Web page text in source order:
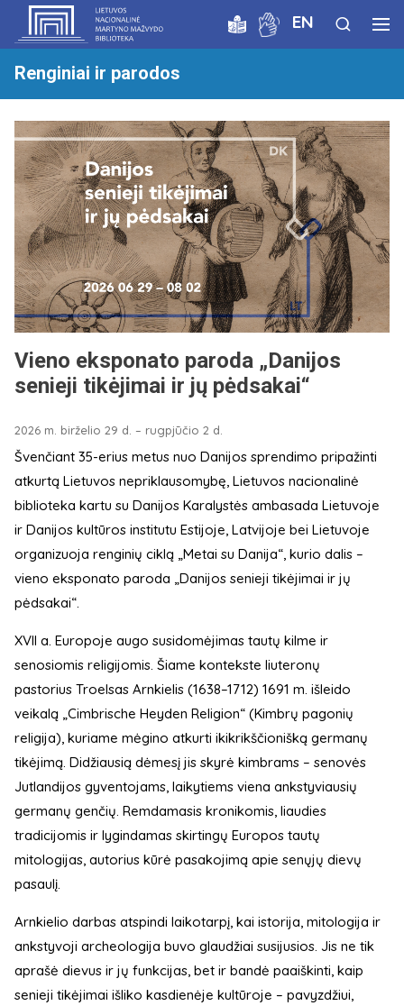
EN
Renginiai ir parodos
Vieno eksponato paroda „Danijos
senieji tikėjimai ir jų pėdsakai“
2026 m. birželio 29 d. – rugpjūčio 2 d.
Švenčiant 35-erius metus nuo Danijos sprendimo pripažinti
atkurtą Lietuvos nepriklausomybę, Lietuvos nacionalinė
biblioteka kartu su Danijos Karalystės ambasada Lietuvoje
ir Danijos kultūros institutu Estijoje, Latvijoje bei Lietuvoje
organizuoja renginių ciklą „Metai su Danija“, kurio dalis –
vieno eksponato paroda „Danijos senieji tikėjimai ir jų
pėdsakai“.
XVII a. Europoje augo susidomėjimas tautų kilme ir
senosiomis religijomis. Šiame kontekste liuteronų
pastorius Troelsas Arnkielis (1638–1712) 1691 m. išleido
veikalą „Cimbrische Heyden Religion“ (Kimbrų pagonių
religija), kuriame mėgino atkurti ikikrikščionišką germanų
tikėjimą. Didžiausią dėmesį jis skyrė kimbrams – senovės
Jutlandijos gyventojams, laikytiems viena ankstyviausių
germanų genčių. Remdamasis kronikomis, liaudies
tradicijomis ir lygindamas skirtingų Europos tautų
mitologijas, autorius kūrė pasakojimą apie senųjų dievų
pasaulį.
Arnkielio darbas atspindi laikotarpį, kai istorija, mitologija ir
ankstyvoji archeologija buvo glaudžiai susijusios. Jis ne tik
aprašė dievus ir jų funkcijas, bet ir bandė paaiškinti, kaip
senieji tikėjimai išliko kasdienėje kultūroje – pavyzdžiui,